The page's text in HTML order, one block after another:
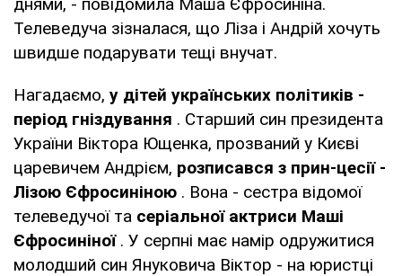
Телеведуча зізналася, що Ліза і Андрій хочуть
швидше подарувати тещі внучат.
Нагадаємо, у дітей українських політиків -
період гніздування . Старший син президента
України Віктора Ющенка, прозваний у Києві
царевичем Андрієм, розписався з прин-цесії -
Лізою Єфросиніною . Вона - сестра відомої
телеведучої та серіальної актриси Маші
Єфросиніної. У серпні має намір одружитися
молодший син Януковича Віктор - на юристці